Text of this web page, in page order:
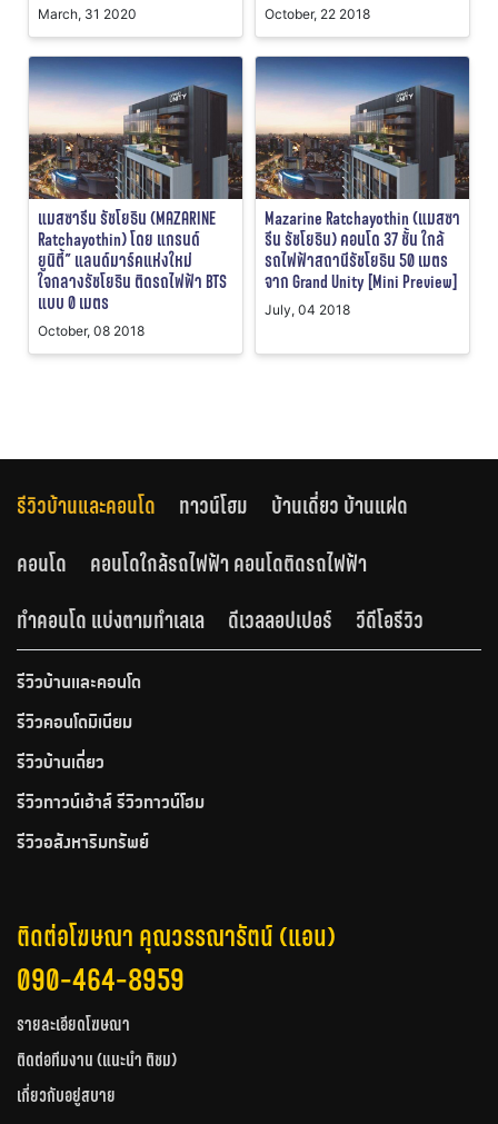
March, 31 2020 October, 22 2018
แมสซารีน รัชโยธิน (MAZARINE
Ratchayothin) โดย แกรนด์
ยูนิตี้” แลนด์มาร์คแห่งใหม่
ใจกลางรัชโยธิน ติดรถไฟฟ้า BTS
แบบ 0 เมตร
October, 08 2018
Mazarine Ratchayothin (แมสซา
รีน รัชโยธิน) คอนโด 37 ชั้น ใกล้
รถไฟฟ้าสถานีรัชโยธิน 50 เมตร
จาก Grand Unity [Mini Preview]
July, 04 2018
รีวิวบ้านและคอนโด ทาวน์โฮม
บ้านเดี่ยว บ้านแฝด
คอนโด
คอนโดใกล้รถไฟฟ้า คอนโดติดรถไฟฟ้า
ทำคอนโด แบ่งตามทำเลเล
ดีเวลลอปเปอร์ วีดีโอรีวิว
รีวิวบ้านและคอนโด
รีวิวคอนโดมิเนียม
รีวิวบ้านเดี่ยว
รีวิวทาวน์เฮ้าส์ รีวิวทาวน์โฮม
รีวิวอสังหาริมทรัพย์
ติดต่อโฆษณา คุณวรรณารัตน์ (แอน)
090-464-8959
รายละเอียดโฆษณา
ติดต่อทีมงาน (แนะนำ ติชม)
เกี่ยวกับอยู่สบาย